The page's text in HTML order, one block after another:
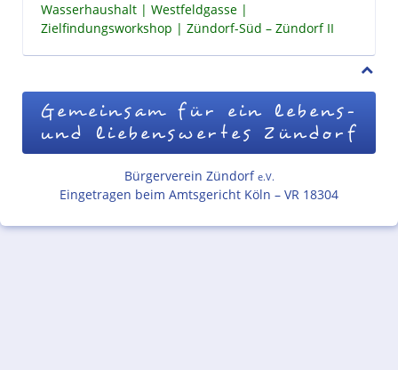
Wasserhaushalt
Westfeldgasse
Zielfindungsworkshop
Zündorf-Süd – Zündorf II
Gemeinsam für ein lebens-
und liebenswertes Zündorf
Bürgerverein Zündorf e.V.
Eingetragen beim Amtsgericht Köln – VR 18304